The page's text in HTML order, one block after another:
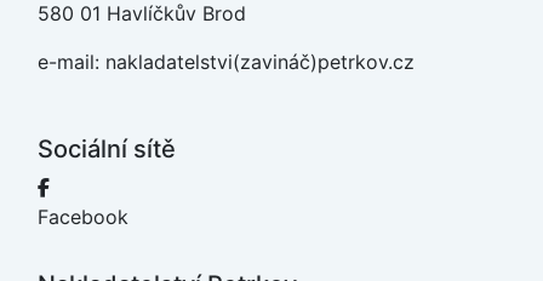
580 01 Havlíčkův Brod
e-mail: nakladatelstvi(zavináč)petrkov.cz
Sociální sítě
Facebook